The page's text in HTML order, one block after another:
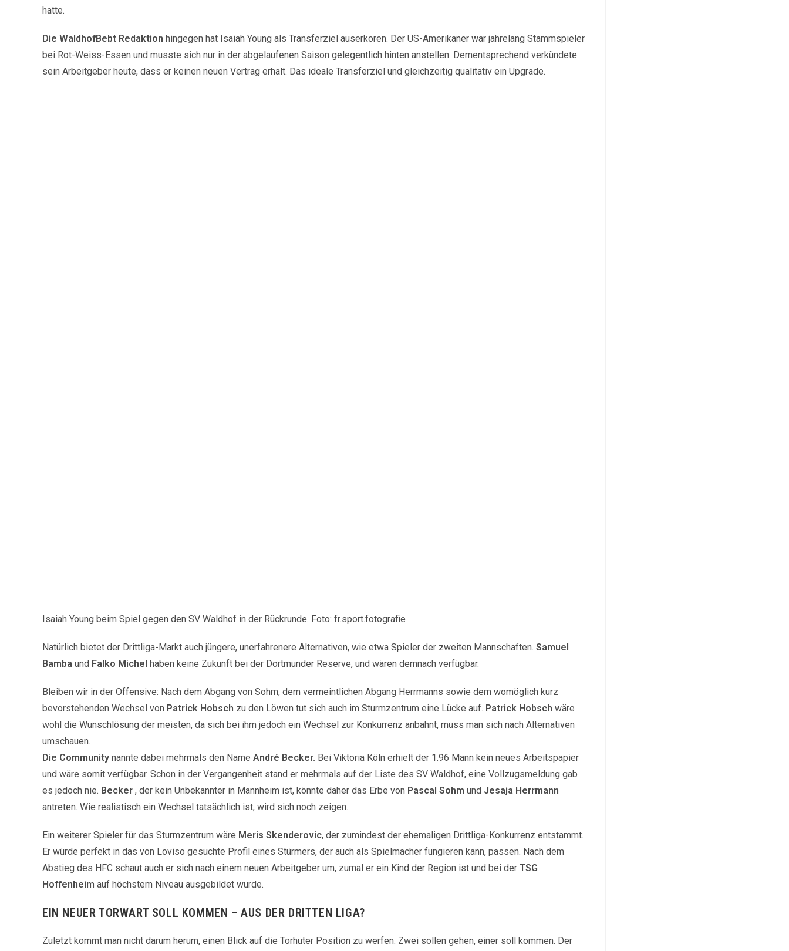
hatte.
Die WaldhofBebt Redaktion hingegen hat Isaiah Young als Transferziel auserkoren. Der US-Amerikaner war jahrelang Stammspieler
bei Rot-Weiss-Essen und musste sich nur in der abgelaufenen Saison gelegentlich hinten anstellen. Dementsprechend verkündete
sein Arbeitgeber heute, dass er keinen neuen Vertrag erhält. Das ideale Transferziel und gleichzeitig qualitativ ein Upgrade.
Isaiah Young beim Spiel gegen den SV Waldhof in der Rückrunde. Foto: fr.sport.fotografie
Natürlich bietet der Drittliga-Markt auch jüngere, unerfahrenere Alternativen, wie etwa Spieler der zweiten Mannschaften. Samuel
Bamba und Falko Michel haben keine Zukunft bei der Dortmunder Reserve, und wären demnach verfügbar.
Bleiben wir in der Offensive: Nach dem Abgang von Sohm, dem vermeintlichen Abgang Herrmanns sowie dem womöglich kurz
bevorstehenden Wechsel von Patrick Hobsch zu den Löwen tut sich auch im Sturmzentrum eine Lücke auf. Patrick Hobsch wäre
wohl die Wunschlösung der meisten, da sich bei ihm jedoch ein Wechsel zur Konkurrenz anbahnt, muss man sich nach Alternativen
umschauen.
Die Community nannte dabei mehrmals den Name André Becker. Bei Viktoria Köln erhielt der 1.96 Mann kein neues Arbeitspapier
und wäre somit verfügbar. Schon in der Vergangenheit stand er mehrmals auf der Liste des SV Waldhof, eine Vollzugsmeldung gab
es jedoch nie. Becker , der kein Unbekannter in Mannheim ist, könnte daher das Erbe von Pascal Sohm und Jesaja Herrmann
antreten. Wie realistisch ein Wechsel tatsächlich ist, wird sich noch zeigen.
Ein weiterer Spieler für das Sturmzentrum wäre Meris Skenderovic, der zumindest der ehemaligen Drittliga-Konkurrenz entstammt.
Er würde perfekt in das von Loviso gesuchte Profil eines Stürmers, der auch als Spielmacher fungieren kann, passen. Nach dem
Abstieg des HFC schaut auch er sich nach einem neuen Arbeitgeber um, zumal er ein Kind der Region ist und bei der TSG
Hoffenheim auf höchstem Niveau ausgebildet wurde.
EIN NEUER TORWART SOLL KOMMEN – AUS DER DRITTEN LIGA?
Zuletzt kommt man nicht darum herum, einen Blick auf die Torhüter Position zu werfen. Zwei sollen gehen, einer soll kommen. Der